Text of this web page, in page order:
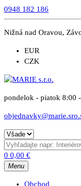
0948 182 186
Nižná nad Oravou,
EUR
CZK
pondelok - piatok 8:00
0 0,00 €
Menu
Obchod